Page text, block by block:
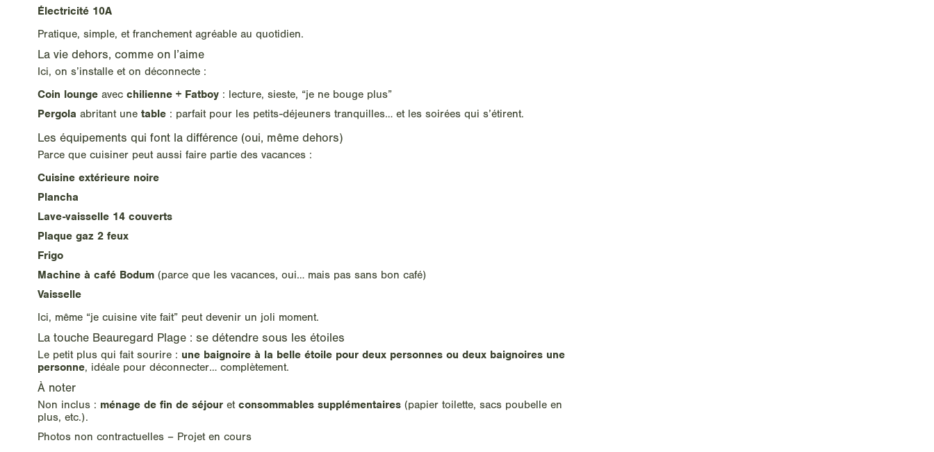
Électricité 10A
Pratique, simple, et franchement agréable au quotidien.
La vie dehors, comme on l’aime
Ici, on s’installe et on déconnecte :
Coin loungeavec chilienne + Fatboy: lecture, sieste, “je ne bouge plus”
Pergola abritant une table: parfait pour les petits-déjeuners tranquilles… et les soirées qui s’étirent.
Les équipements qui font la différence (oui, même dehors)
Parce que cuisiner peut aussi faire partie des vacances :
Cuisine extérieure noire
Plancha
Lave-vaisselle 14 couverts
Plaque gaz 2 feux
Frigo
Machine à café Bodum(parce que les vacances, oui… mais pas sans bon café)
Vaisselle
Ici, même “je cuisine vite fait” peut devenir un joli moment.
La touche Beauregard Plage : se détendre sous les étoiles
Le petit plus qui fait sourire : une baignoire à la belle étoile pour deux personnes ou deux baignoires une
personne, idéale pour déconnecter… complètement.
À noter
Non inclus : ménage de fin de séjouret consommables supplémentaires(papier toilette, sacs poubelle en
plus, etc.).
Photos non contractuelles – Projet en cours